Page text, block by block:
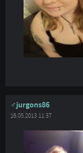
jurgons86
16.05.2013 11:37